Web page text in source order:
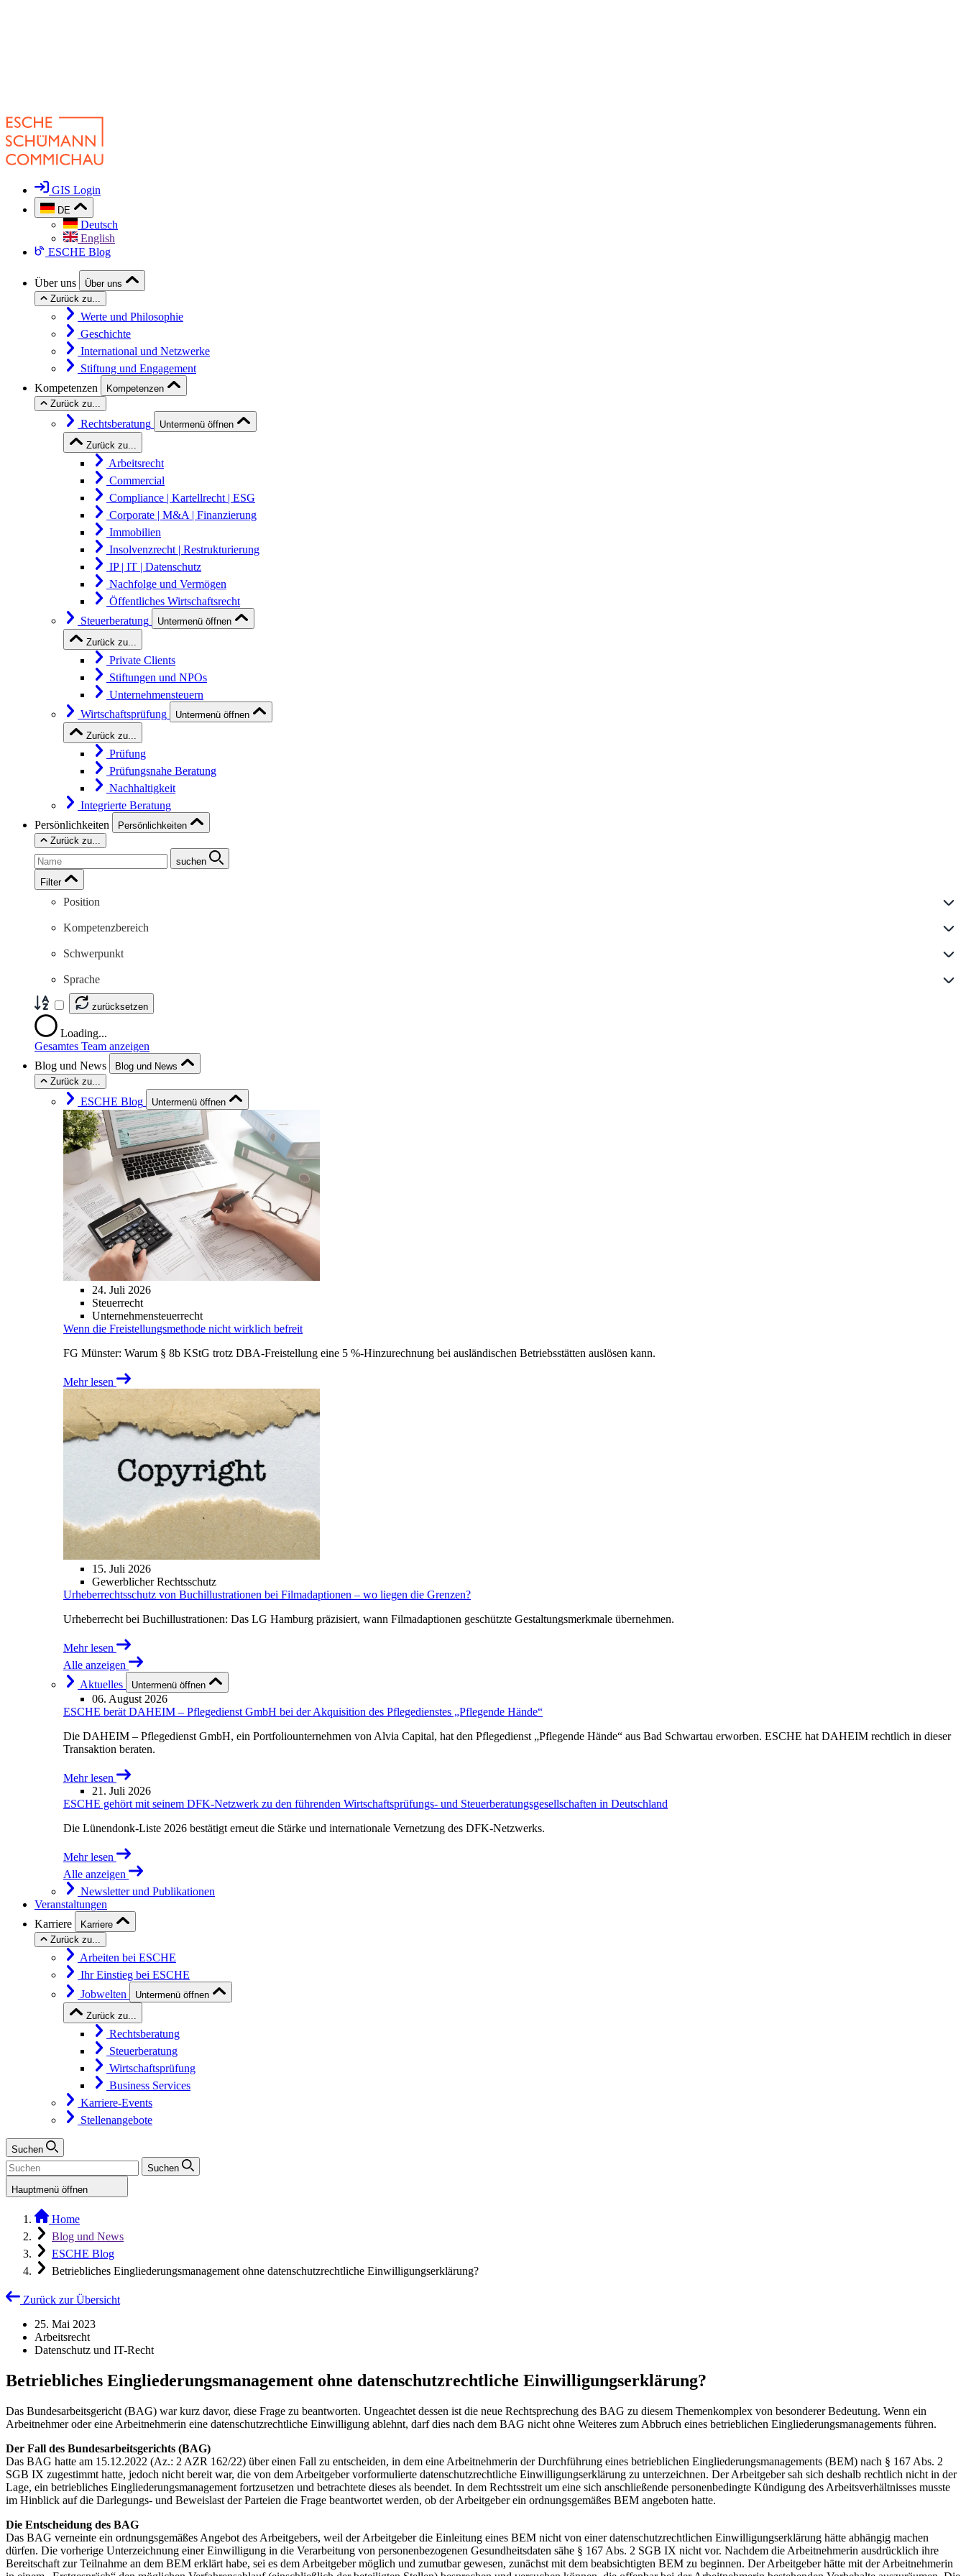
GIS Login
DE
Deutsch
English
ESCHE Blog
Über uns
Über uns
Zurück zu...
Werte und Philosophie
Geschichte
International und Netzwerke
Stiftung und Engagement
Kompetenzen
Kompetenzen
Zurück zu...
Rechtsberatung
Untermenü öffnen
Zurück zu...
Arbeitsrecht
Commercial
Compliance | Kartellrecht | ESG
Corporate | M&A | Finanzierung
Immobilien
Insolvenzrecht | Restrukturierung
IP | IT | Datenschutz
Nachfolge und Vermögen
Öffentliches Wirtschaftsrecht
Steuerberatung
Untermenü öffnen
Zurück zu...
Private Clients
Stiftungen und NPOs
Unternehmensteuern
Wirtschaftsprüfung
Untermenü öffnen
Zurück zu...
Prüfung
Prüfungsnahe Beratung
Nachhaltigkeit
Integrierte Beratung
Persönlichkeiten
Persönlichkeiten
Zurück zu...
suchen
Filter
Position
Kompetenzbereich
Schwerpunkt
Sprache
zurücksetzen
Loading...
Gesamtes Team anzeigen
Blog und News
Blog und News
Zurück zu...
ESCHE Blog Untermenü öffnen
24. Juli 2026
Steuerrecht
Unternehmensteuerrecht
Wenn die Freistellungsmethode nicht wirklich befreit
FG Münster: Warum § 8b KStG trotz DBA-Freistellung eine 5 %-Hinzurechnung bei ausländischen Betriebsstätten auslösen kann.
Mehr lesen
15. Juli 2026
Gewerblicher Rechtsschutz
Urheberrechtsschutz von Buchillustrationen bei Filmadaptionen – wo liegen die Grenzen?
Urheberrecht bei Buchillustrationen: Das LG Hamburg präzisiert, wann Filmadaptionen geschützte Gestaltungsmerkmale übernehmen.
Mehr lesen
Alle anzeigen
Aktuelles
Untermenü öffnen
06. August 2026
ESCHE berät DAHEIM – Pflegedienst GmbH bei der Akquisition des Pflegedienstes „Pflegende Hände“
Die DAHEIM – Pflegedienst GmbH, ein Portfoliounternehmen von Alvia Capital, hat den Pflegedienst „Pflegende Hände“ aus Bad Schwartau erworben. ESCHE hat DAHEIM rechtlich in dieser
Transaktion beraten.
Mehr lesen
21. Juli 2026
ESCHE gehört mit seinem DFK-Netzwerk zu den führenden Wirtschaftsprüfungs- und Steuerberatungsgesellschaften in Deutschland
Die Lünendonk-Liste 2026 bestätigt erneut die Stärke und internationale Vernetzung des DFK-Netzwerks.
Mehr lesen
Alle anzeigen
Newsletter und Publikationen
Veranstaltungen
Karriere
Karriere
Zurück zu...
Arbeiten bei ESCHE
Ihr Einstieg bei ESCHE
Jobwelten
Untermenü öffnen
Zurück zu...
Rechtsberatung
Steuerberatung
Wirtschaftsprüfung
Business Services
Karriere-Events
Stellenangebote
Suchen
Suchen
Hauptmenü öffnen
Home
Blog und News
ESCHE Blog
Betriebliches Eingliederungsmanagement ohne datenschutzrechtliche Einwilligungserklärung?
Zurück zur Übersicht
25. Mai 2023
Arbeitsrecht
Datenschutz und IT-Recht
Betriebliches Eingliederungsmanagement ohne datenschutzrechtliche Einwilligungserklärung?
Das Bundesarbeitsgericht (BAG) war kurz davor, diese Frage zu beantworten. Ungeachtet dessen ist die neue Rechtsprechung des BAG zu diesem Themenkomplex von besonderer Bedeutung. Wenn ein
Arbeitnehmer oder eine Arbeitnehmerin eine datenschutzrechtliche Einwilligung ablehnt, darf dies nach dem BAG nicht ohne Weiteres zum Abbruch eines betrieblichen Eingliederungsmanagements führen.
Der Fall des Bundesarbeitsgerichts (BAG)
Das BAG hatte am 15.12.2022 (Az.: 2 AZR 162/22) über einen Fall zu entscheiden, in dem eine Arbeitnehmerin der Durchführung eines betrieblichen Eingliederungsmanagements (BEM) nach § 167 Abs. 2
SGB IX zugestimmt hatte, jedoch nicht bereit war, die von dem Arbeitgeber vorformulierte datenschutzrechtliche Einwilligungserklärung zu unterzeichnen. Der Arbeitgeber sah sich deshalb rechtlich nicht in der
Lage, ein betriebliches Eingliederungsmanagement fortzusetzen und betrachtete dieses als beendet. In dem Rechtsstreit um eine sich anschließende personenbedingte Kündigung des Arbeitsverhältnisses musste
im Hinblick auf die Darlegungs- und Beweislast der Parteien die Frage beantwortet werden, ob der Arbeitgeber ein ordnungsgemäßes BEM angeboten hatte.
Die Entscheidung des BAG
Das BAG verneinte ein ordnungsgemäßes Angebot des Arbeitgebers, weil der Arbeitgeber die Einleitung eines BEM nicht von einer datenschutzrechtlichen Einwilligungserklärung hätte abhängig machen
dürfen. Die vorherige Unterzeichnung einer Einwilligung in die Verarbeitung von personenbezogenen Gesundheitsdaten sähe § 167 Abs. 2 SGB IX nicht vor. Nachdem die Arbeitnehmerin ausdrücklich ihre
Bereitschaft zur Teilnahme an dem BEM erklärt habe, sei es dem Arbeitgeber möglich und zumutbar gewesen, zunächst mit dem beabsichtigten BEM zu beginnen. Der Arbeitgeber hätte mit der Arbeitnehmerin